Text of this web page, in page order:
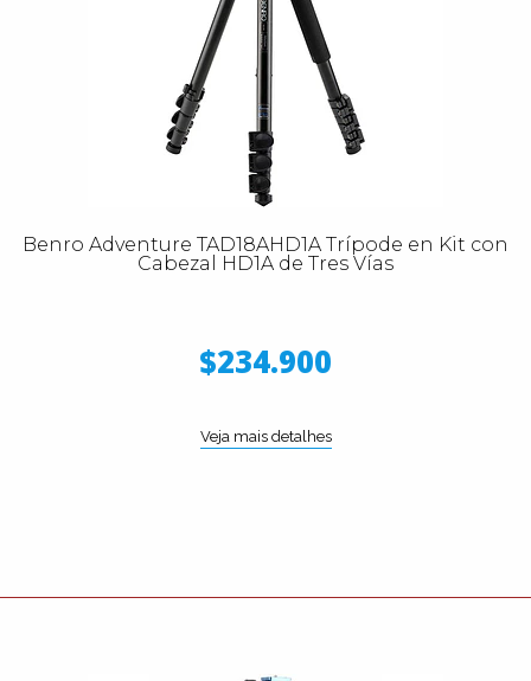
Benro Adventure TAD18AHD1A Trípode en Kit con
Cabezal HD1A de Tres Vías
$234.900
Veja mais detalhes